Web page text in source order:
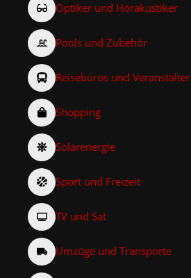
Optiker und Hörakustiker
Pools und Zubehör
Reisebüros und Veranstalter
Shopping
Solarenergie
Sport und Freizeit
TV und Sat
Umzüge und Transporte